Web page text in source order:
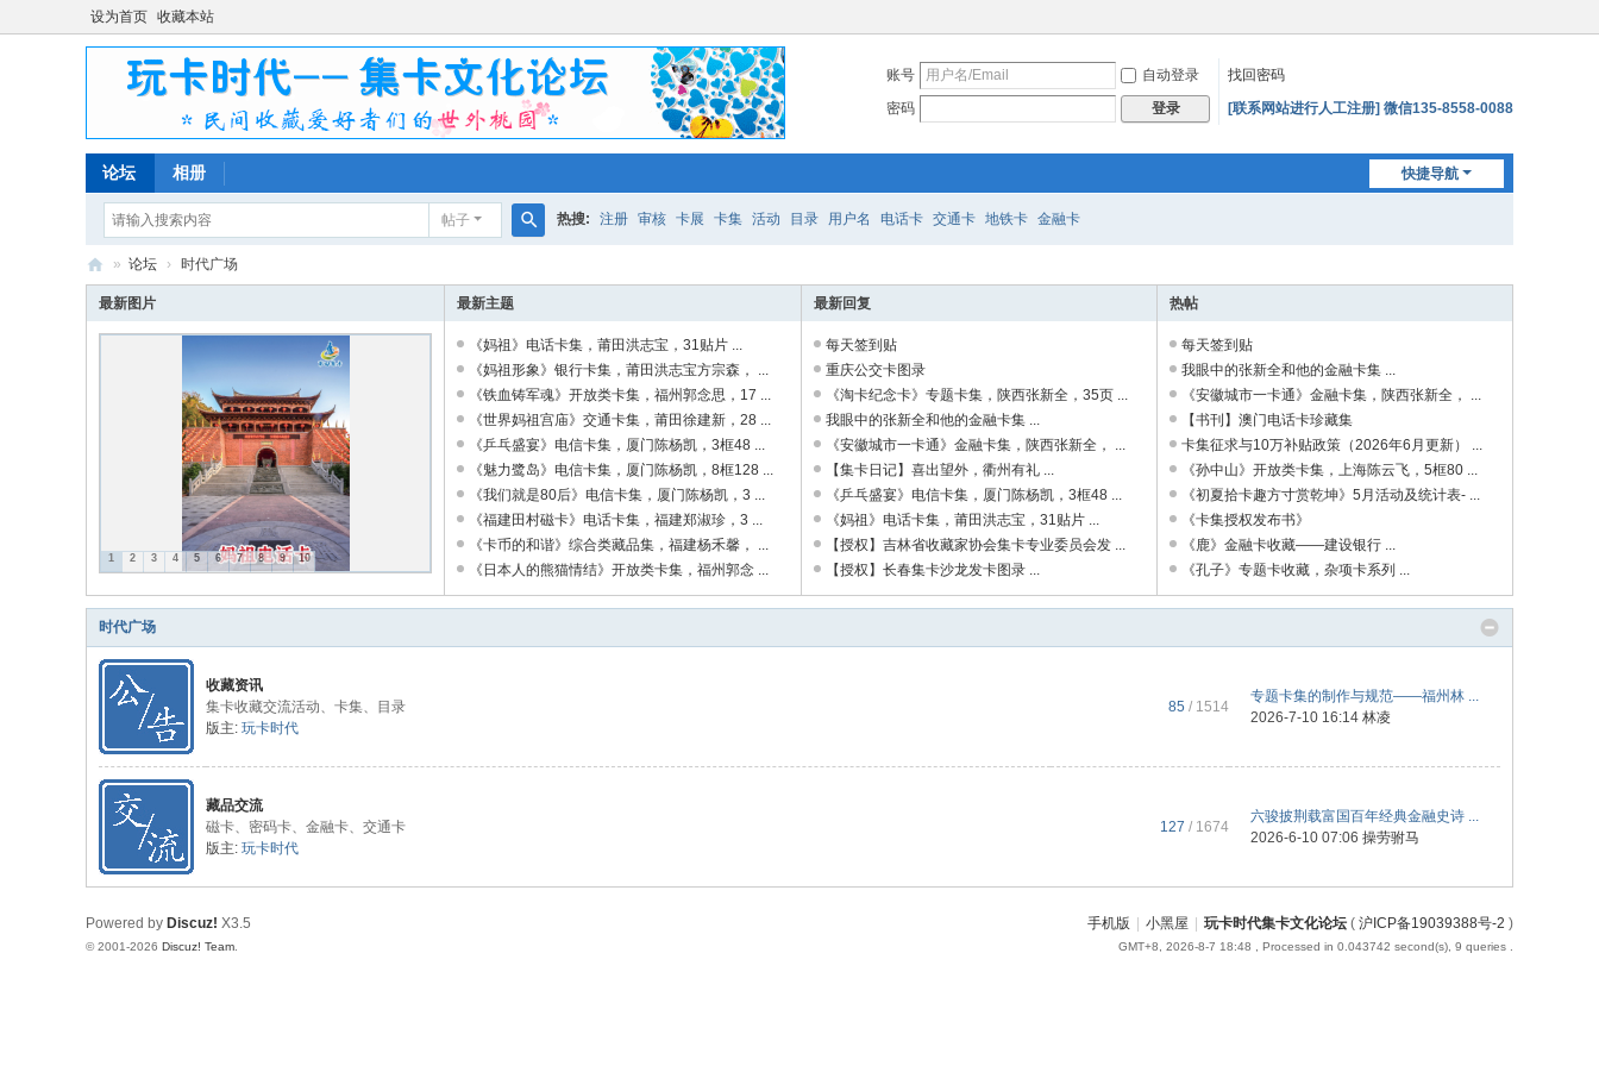
设为首页 收藏本站
账号 自动登录
找回密码
密码
登录 [联系网站进行人工注册] 微信135-8558-0088
快捷导航
论坛 相册
帖子
索
热搜: 注册 审核 卡展 卡集 活动 目录 用户名 电话卡 交通卡 地铁卡 金融卡
玩
卡
论
坛
» 论坛 › 时代广场
最新图片
1 2 3 4 5 6 7 8 9 10
最新主题
《妈祖》电话卡集，莆田洪志宝，31贴片 ...
《妈祖形象》银行卡集，莆田洪志宝方宗森， ...
《铁血铸军魂》开放类卡集，福州郭念思，17 ...
《世界妈祖宫庙》交通卡集，莆田徐建新，28 ...
《乒乓盛宴》电信卡集，厦门陈杨凯，3框48 ...
《魅力鹭岛》电信卡集，厦门陈杨凯，8框128 ...
《我们就是80后》电信卡集，厦门陈杨凯，3 ...
《福建田村磁卡》电话卡集，福建郑淑珍，3 ...
《卡币的和谐》综合类藏品集，福建杨禾馨， ...
《日本人的熊猫情结》开放类卡集，福州郭念 ...
最新回复
每天签到贴
重庆公交卡图录
《淘卡纪念卡》专题卡集，陕西张新全，35页 ...
我眼中的张新全和他的金融卡集 ...
《安徽城市一卡通》金融卡集，陕西张新全， ...
【集卡日记】喜出望外，衢州有礼 ...
《乒乓盛宴》电信卡集，厦门陈杨凯，3框48 ...
《妈祖》电话卡集，莆田洪志宝，31贴片 ...
【授权】吉林省收藏家协会集卡专业委员会发 ...
【授权】长春集卡沙龙发卡图录 ...
热帖
每天签到贴
我眼中的张新全和他的金融卡集 ...
《安徽城市一卡通》金融卡集，陕西张新全， ...
【书刊】澳门电话卡珍藏集
卡集征求与10万补贴政策（2026年6月更新） ...
《孙中山》开放类卡集，上海陈云飞，5框80 ...
《初夏拾卡趣方寸赏乾坤》5月活动及统计表- ...
《卡集授权发布书》
《鹿》金融卡收藏——建设银行 ...
《孔子》专题卡收藏，杂项卡系列 ...
时代广场
收藏资讯
集卡收藏交流活动、卡集、目录
版主: 玩卡时代
85 / 1514
专题卡集的制作与规范——福州林 ...
2026-7-10 16:14 林凌
藏品交流
磁卡、密码卡、金融卡、交通卡
版主: 玩卡时代
127 / 1674
六骏披荆载富国百年经典金融史诗 ...
2026-6-10 07:06 操劳驸马
手机版 小黑屋 玩卡时代集卡文化论坛 ( 沪ICP备19039388号-2 )
GMT+8, 2026-8-7 18:48 , Processed in 0.043742 second(s), 9 queries .
Powered by Discuz! X3.5
© 2001-2026 Discuz! Team